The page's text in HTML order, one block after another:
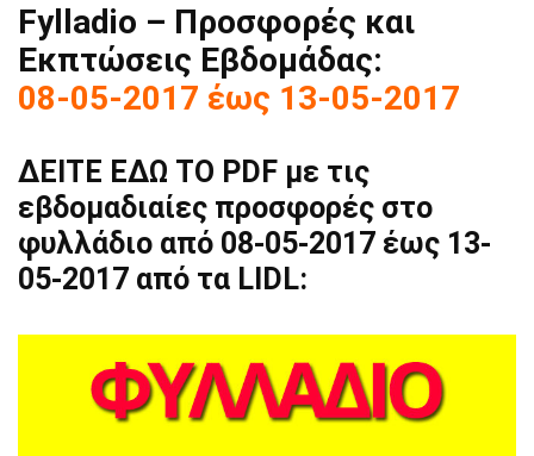
Fylladio – Προσφορές και
Εκπτώσεις Εβδομάδας:
08-05-2017 έως 13-05-2017
ΔΕΙΤΕ ΕΔΩ ΤΟ PDF με τις
εβδομαδιαίες προσφορές στο
φυλλάδιο από 08-05-2017 έως 13-
05-2017 από τα LIDL: